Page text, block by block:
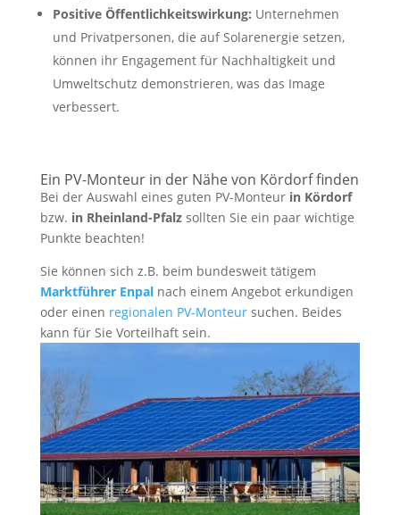
Positive Öffentlichkeitswirkung: Unternehmen
und Privatpersonen, die auf Solarenergie setzen,
können ihr Engagement für Nachhaltigkeit und
Umweltschutz demonstrieren, was das Image
verbessert.
Ein PV-Monteur in der Nähe von Kördorf finden
Bei der Auswahl eines guten PV-Monteur in Kördorf
bzw. in Rheinland-Pfalz sollten Sie ein paar wichtige
Punkte beachten!
Sie können sich z.B. beim bundesweit tätigem
Marktführer Enpalnach einem Angebot erkundigen
oder einen regionalen PV-Monteursuchen. Beides
kann für Sie Vorteilhaft sein.